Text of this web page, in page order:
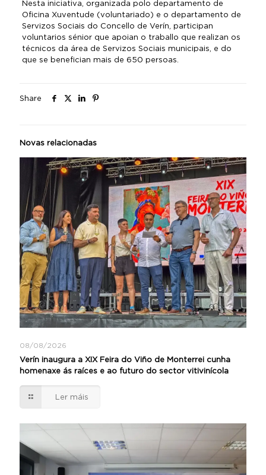
Nesta iniciativa, organizada polo departamento de
Oficina Xuventude (voluntariado) e o departamento de
Servizos Sociais do Concello de Verín, participan
voluntarios sénior que apoian o traballo que realizan os
técnicos da área de Servizos Sociais municipais, e do
que se benefician mais de 650 persoas.
Share
Novas relacionadas
08/08/2026
Verín inaugura a XIX Feira do Viño de Monterrei cunha
homenaxe ás raíces e ao futuro do sector vitivinícola
Ler máis